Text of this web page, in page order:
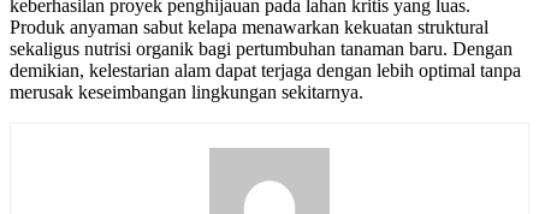
keberhasilan proyek penghijauan pada lahan kritis yang luas.
Produk anyaman sabut kelapa menawarkan kekuatan struktural
sekaligus nutrisi organik bagi pertumbuhan tanaman baru. Dengan
demikian, kelestarian alam dapat terjaga dengan lebih optimal tanpa
merusak keseimbangan lingkungan sekitarnya.